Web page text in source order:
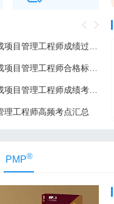
理工程师高频考点汇总
PMP®